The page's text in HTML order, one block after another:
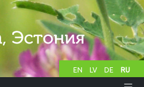
EN LV DE RU